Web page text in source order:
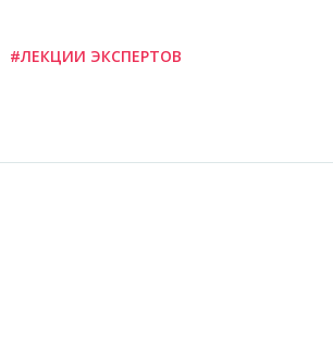
#ЛЕКЦИИ ЭКСПЕРТОВ